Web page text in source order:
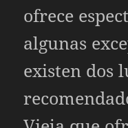
ofrece
algunas
existen dos